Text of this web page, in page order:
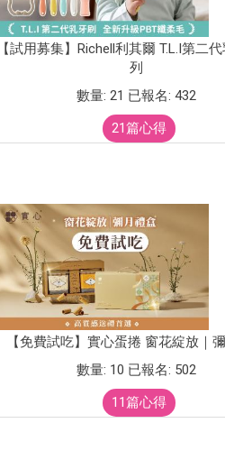
【試用募集】Richell利其爾 T.L.I第二
列
數量: 21 已報名: 432
21篇心得
【免費試吃】實心蛋捲 窗花綻放｜
數量: 10 已報名: 502
11篇心得